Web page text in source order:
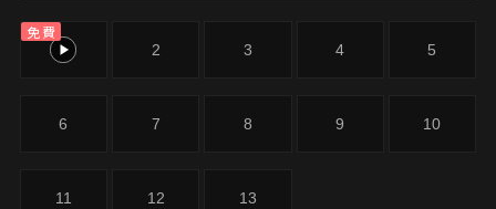
曼・霍華德」，亦是莎拉情夫的他也參與其中。演出
結束後，那名襲者出現在正與赫爾曼在一起的莎拉眼
了她關於莎拉的相關情報。莎拉的神秘過往，以及露
免費
1 2 3 4 5
6 7 8 9 10
11 12 13